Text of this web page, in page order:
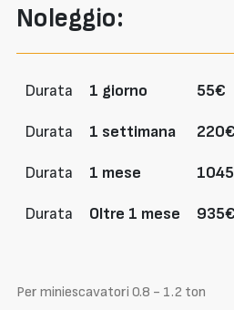
Noleggio:
Durata 1 giorno 55€
Durata 1 settimana 220€
Durata 1 mese
Durata Oltre 1 mese 935€
Per miniescavatori 0.8 - 1.2 ton